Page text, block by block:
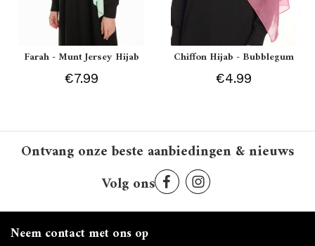
Farah - Munt Jersey Hijab
€7.99
Chiffon Hijab - Bubblegum
€4.99
Ontvang onze beste aanbiedingen & nieuws
Volg ons
Neem contact met ons op